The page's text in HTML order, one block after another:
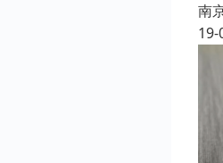
南
19-